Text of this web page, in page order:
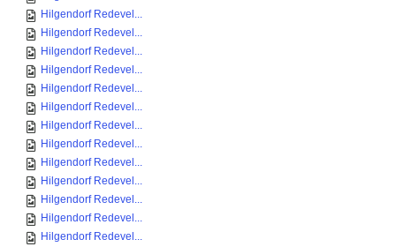
Hilgendorf Redevel...
Hilgendorf Redevel...
Hilgendorf Redevel...
Hilgendorf Redevel...
Hilgendorf Redevel...
Hilgendorf Redevel...
Hilgendorf Redevel...
Hilgendorf Redevel...
Hilgendorf Redevel...
Hilgendorf Redevel...
Hilgendorf Redevel...
Hilgendorf Redevel...
Hilgendorf Redevel...